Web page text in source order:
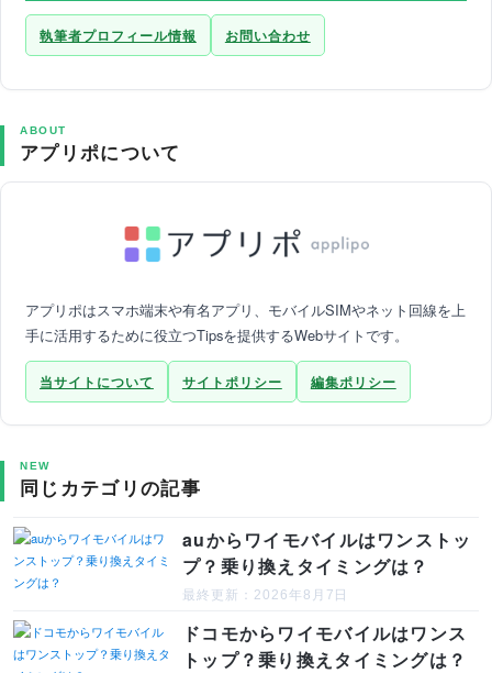
執筆者プロフィール情報 お問い合わせ
ABOUT
アプリポについて
アプリポはスマホ端末や有名アプリ、モバイルSIMやネット回線を上
手に活用するために役立つTipsを提供するWebサイトです。
当サイトについて サイトポリシー 編集ポリシー
NEW
同じカテゴリの記事
auからワイモバイルはワンストッ
プ？乗り換えタイミングは？
最終更新：2026年8月7日
ドコモからワイモバイルはワンス
トップ？乗り換えタイミングは？